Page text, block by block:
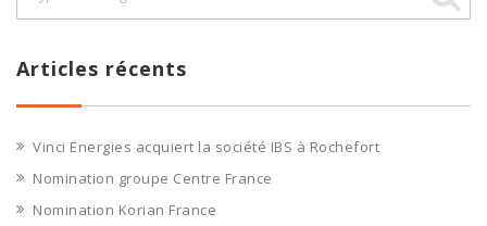
Articles récents
Vinci Energies acquiert la société IBS à Rochefort
Nomination groupe Centre France
Nomination Korian France